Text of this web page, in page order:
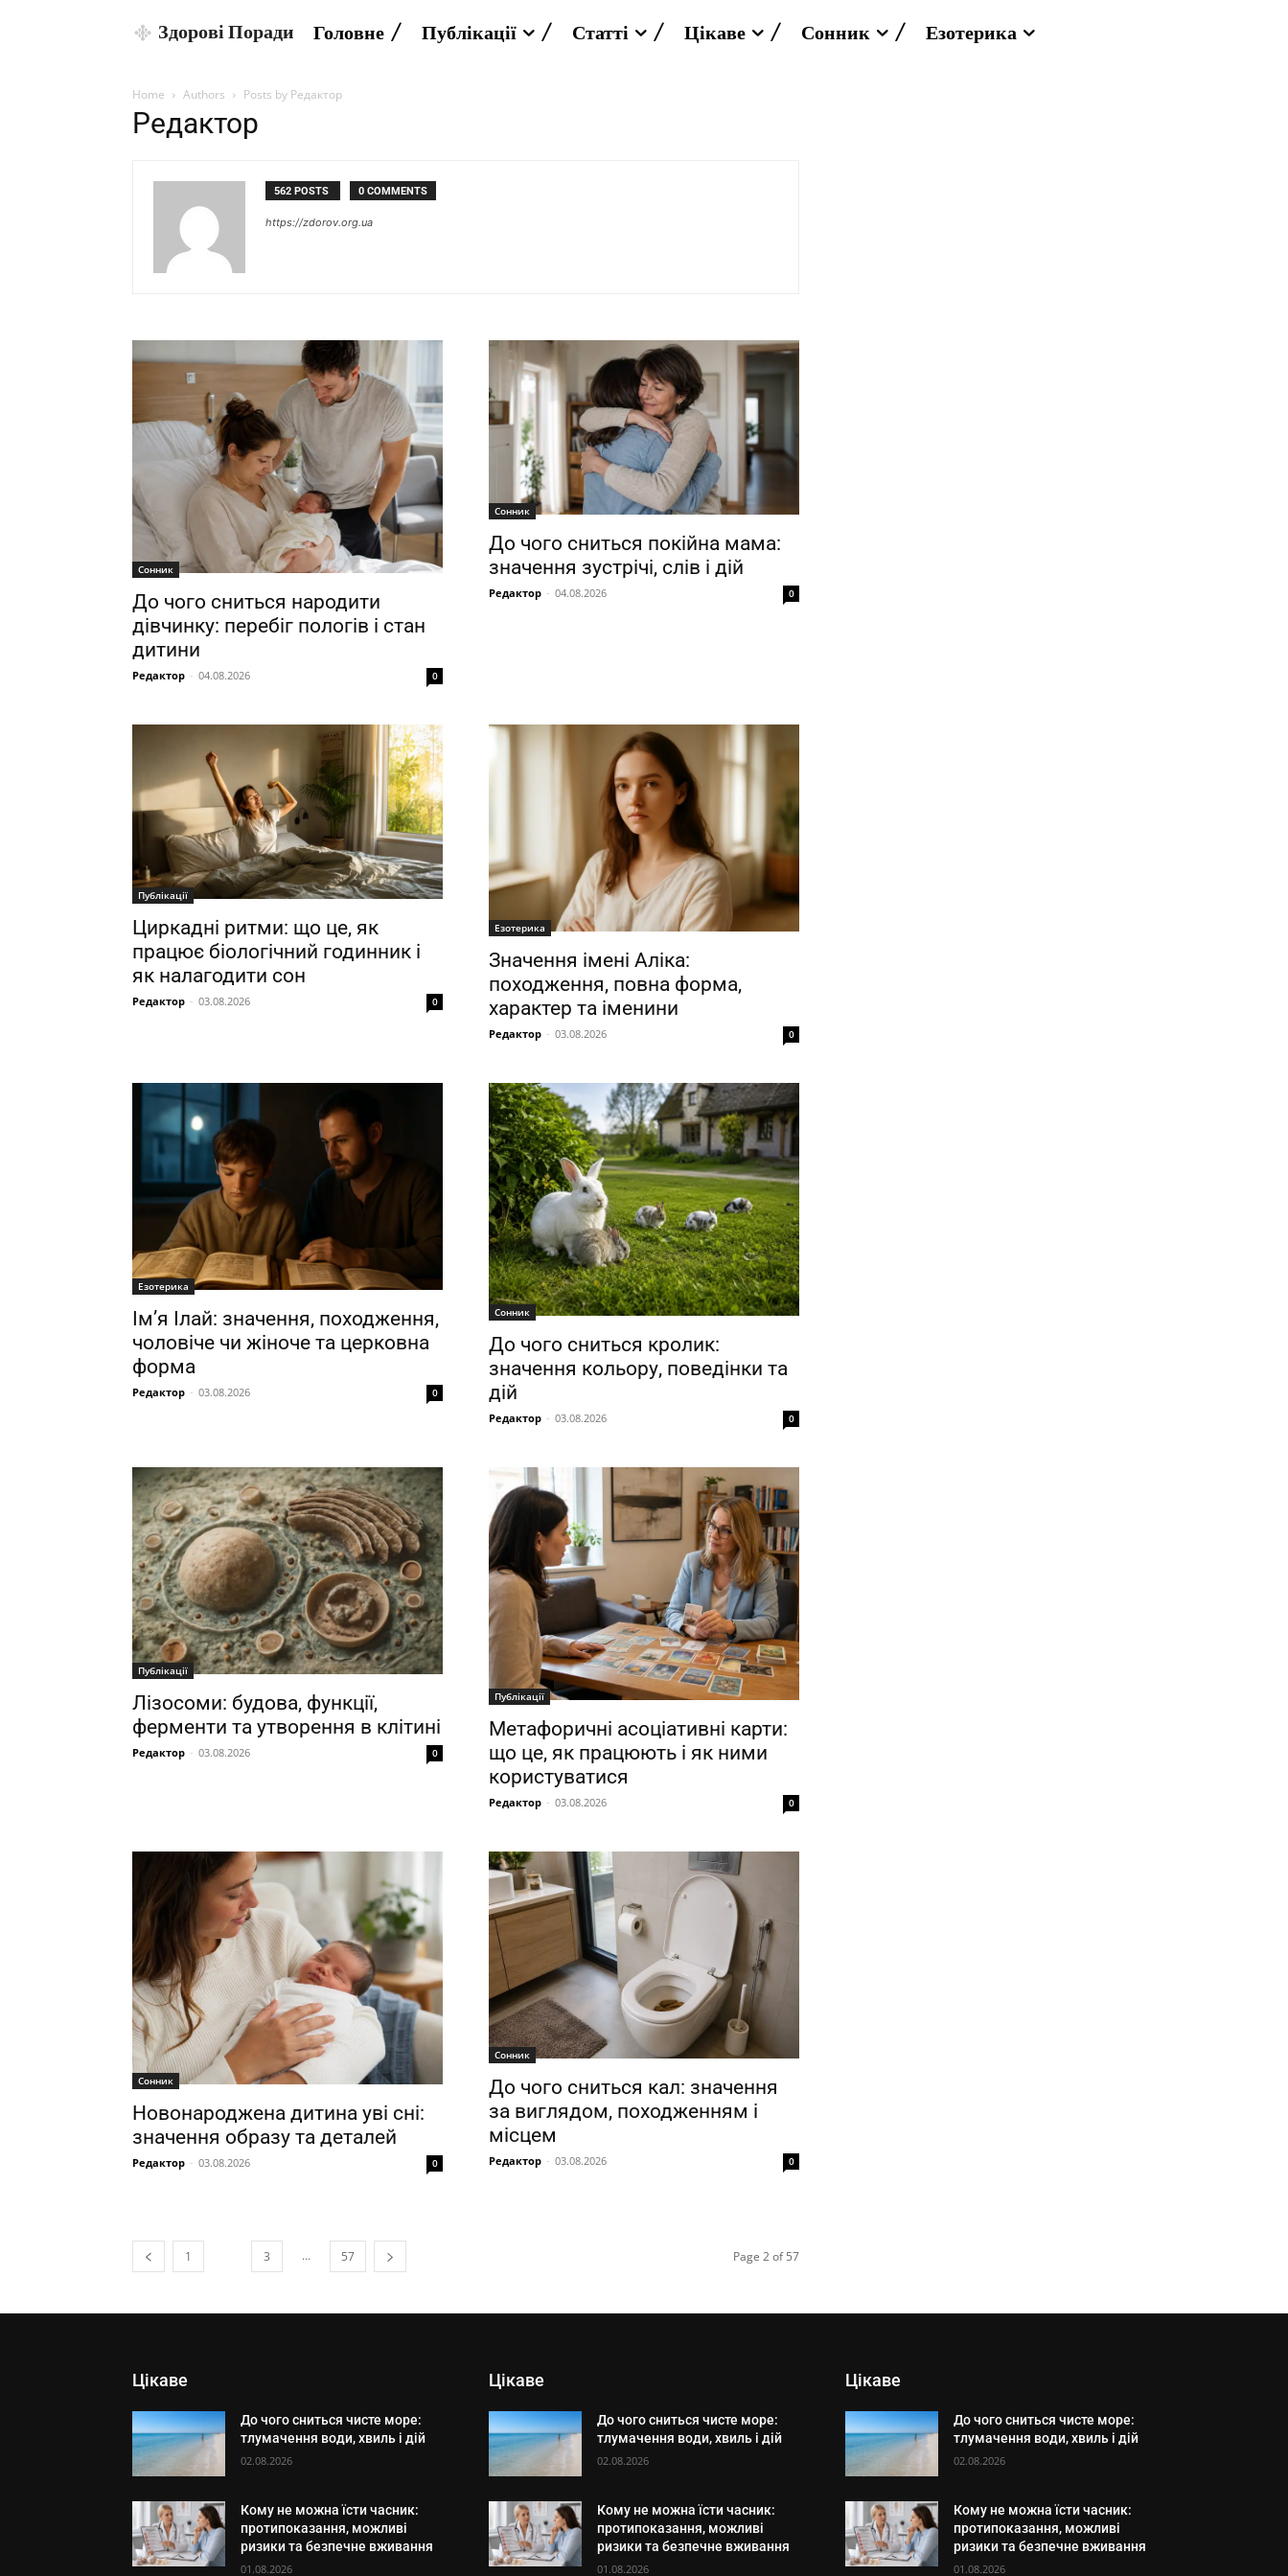
Здорові Поради Головне Публікації Статті Цікаве Сонник Езотерика
Home Authors Posts by Редактор
Редактор
562 POSTS 0 COMMENTS
https://zdorov.org.ua
Сонник
До чого сниться народити
дівчинку: перебіг пологів і стан
дитини
Редактор - 04.08.2026 0
Сонник
До чого сниться покійна мама:
значення зустрічі, слів і дій
Редактор - 04.08.2026 0
Публікації
Циркадні ритми: що це, як
працює біологічний годинник і
як налагодити сон
Редактор - 03.08.2026 0
Езотерика
Значення імені Аліка:
походження, повна форма,
характер та іменини
Редактор - 03.08.2026 0
Езотерика
Ім’я Ілай: значення, походження,
чоловіче чи жіноче та церковна
форма
Редактор - 03.08.2026 0
Сонник
До чого сниться кролик:
значення кольору, поведінки та
дій
Редактор - 03.08.2026 0
Публікації
Лізосоми: будова, функції,
ферменти та утворення в клітині
Редактор - 03.08.2026 0
Публікації
Метафоричні асоціативні карти:
що це, як працюють і як ними
користуватися
Редактор - 03.08.2026 0
Сонник
Новонароджена дитина уві сні:
значення образу та деталей
Редактор - 03.08.2026 0
Сонник
До чого сниться кал: значення
за виглядом, походженням і
місцем
Редактор - 03.08.2026 0
1 3 ... 57 Page 2 of 57
Цікаве
До чого сниться чисте море:
тлумачення води, хвиль і дій
02.08.2026
Кому не можна їсти часник:
протипоказання, можливі
ризики та безпечне вживання
01.08.2026
Цікаве
До чого сниться чисте море:
тлумачення води, хвиль і дій
02.08.2026
Кому не можна їсти часник:
протипоказання, можливі
ризики та безпечне вживання
01.08.2026
Цікаве
До чого сниться чисте море:
тлумачення води, хвиль і дій
02.08.2026
Кому не можна їсти часник:
протипоказання, можливі
ризики та безпечне вживання
01.08.2026